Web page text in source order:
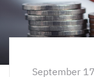
September